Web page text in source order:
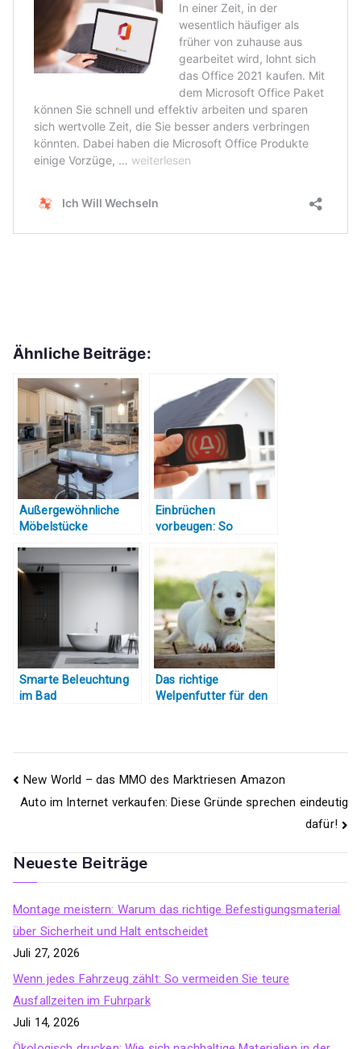
Ähnliche Beiträge:
Außergewöhnliche
Möbelstücke
besonderes Ambiente
Einbrüchen
vorbeugen: So
Smarte Beleuchtung
im Bad
Das richtige
Welpenfutter für den
Beitragsnavigation
New World – das MMO des Marktriesen Amazon
Auto im Internet verkaufen: Diese Gründe sprechen eindeutig
dafür!
Neueste Beiträge
Montage meistern: Warum das richtige Befestigungsmaterial
über Sicherheit und Halt entscheidet
Juli 27, 2026
Wenn jedes Fahrzeug zählt: So vermeiden Sie teure
Ausfallzeiten im Fuhrpark
Juli 14, 2026